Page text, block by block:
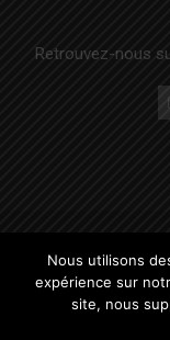
Retrouvez-nous
Propulsé par
Nous utilisons
expérience sur
site, nous